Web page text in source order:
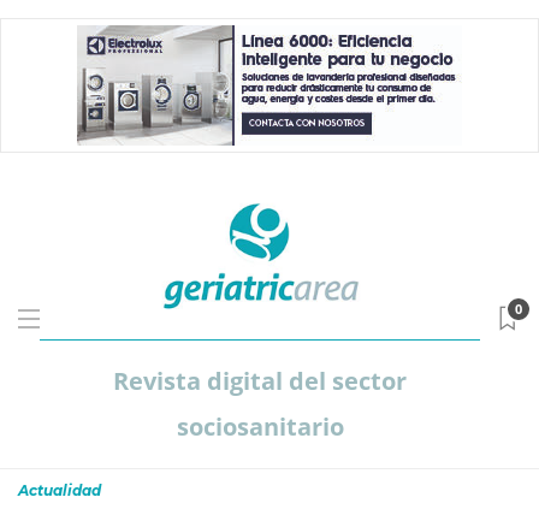
Revista digital del sector
sociosanitario
0
Actualidad